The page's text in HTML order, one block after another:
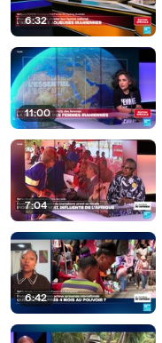
6:32
11:00
7:04
6:42